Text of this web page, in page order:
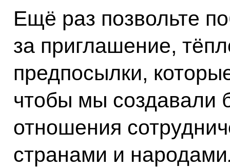
Ещё раз позвольте
за приглашение,
предпосылки,
чтобы мы создавали
отношения
странами и народами